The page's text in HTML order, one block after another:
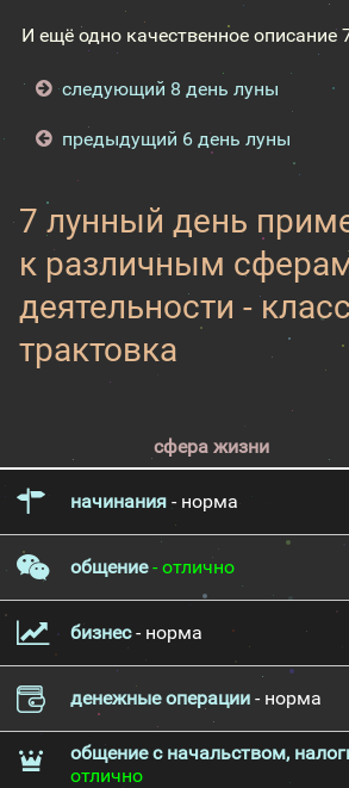
И ещё одно качественное описание
следующий 8 день луны
предыдущий 6 день луны
7 лунный день
к различным
деятельности -
трактовка
сфера жизни
начинания - норма
общение- отлично
бизнес- норма
денежные операции - норма
общение с начальством,
отлично